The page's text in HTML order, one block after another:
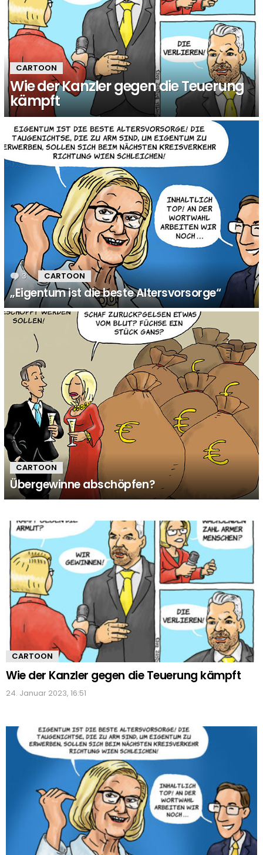
CARTOON
Wie der Kanzler gegen die Teuerung
kämpft
3 Kommentare
CARTOON
„Eigentum ist die beste Altersvorsorge“
CARTOON
Übergewinne abschöpfen?
MORE
STORIES
CARTOON
Wie der Kanzler gegen die Teuerung kämpft
24. Januar 2023, 16:51